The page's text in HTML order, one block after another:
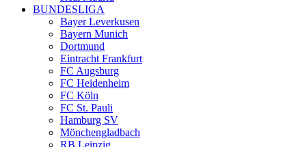
BUNDESLIGA
Bayer Leverkusen
Bayern Munich
Dortmund
Eintracht Frankfurt
FC Augsburg
FC Heidenheim
FC Köln
FC St. Pauli
Hamburg SV
Mönchengladbach
RB Leipzig